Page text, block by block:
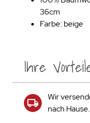
Ihre
Wir
nach Hause.
36cm
Farbe: beige